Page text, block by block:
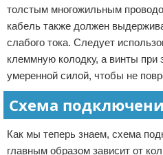
толстым многожильным
кабель также должен
слабого тока. Следует
клеммную колодку, а винты при
умеренной силой, чтобы не
Схема
Как мы теперь знаем, схема
главным образом зависит от